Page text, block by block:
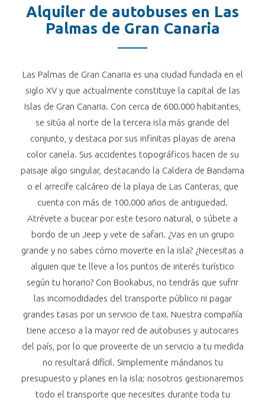
Alquiler de autobuses en Las
Palmas de Gran Canaria
Las Palmas de Gran Canaria es una ciudad fundada en el
siglo XV y que actualmente constituye la capital de las
Islas de Gran Canaria. Con cerca de 600.000 habitantes,
se sitúa al norte de la tercera isla más grande del
conjunto, y destaca por sus infinitas playas de arena
color canela. Sus accidentes topográficos hacen de su
paisaje algo singular, destacando la Caldera de Bandama
o el arrecife calcáreo de la playa de Las Canteras, que
cuenta con más de 100.000 años de antigüedad.
Atrévete a bucear por este tesoro natural, o súbete a
bordo de un Jeep y vete de safari. ¿Vas en un grupo
grande y no sabes cómo moverte en la isla? ¿Necesitas a
alguien que te lleve a los puntos de interés turístico
según tu horario? Con Bookabus, no tendrás que sufrir
las incomodidades del transporte público ni pagar
grandes tasas por un servicio de taxi. Nuestra compañía
tiene acceso a la mayor red de autobuses y autocares
del país, por lo que proveerte de un servicio a tu medida
no resultará difícil. Simplemente mándanos tu
presupuesto y planes en la isla; nosotros gestionaremos
todo el transporte que necesites durante toda tu